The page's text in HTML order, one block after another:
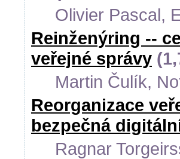
Olivier Pascal,
Reinženýring --
veřejné správy
Martin Čulík,
Reorganizace
bezpečná
Ragnar